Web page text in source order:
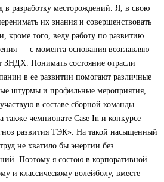
в разработку месторождений. Я, в свою
их знания и совершенствовать
кроме того, веду работу по развитию
— с момента основания возглавляю
Понимать состояние отрасли
в ее развитии помогают различные
штурмы и профильные мероприятия,
в составе сборной команды
чемпионате Case In и конкурсе
развития ТЭК». На такой насыщенный
не хватило бы энергии без
Поэтому я состою в корпоративной
и классическому волейболу, вместе